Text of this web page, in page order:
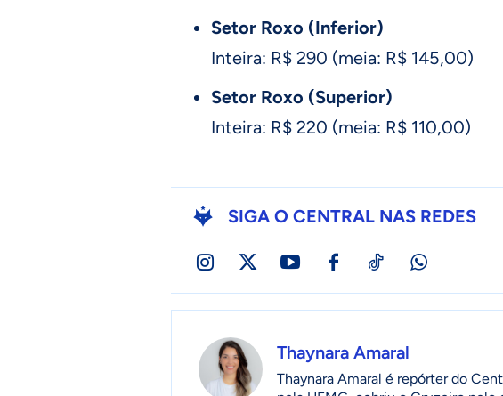
Setor Roxo (Inferior)
Inteira: R$ 290 (meia: R$ 145,00)
Setor Roxo (Superior)
Inteira: R$ 220 (meia: R$ 110,00)
SIGA O CENTRAL NAS REDES
Thaynara Amaral
Thaynara Amaral é repórter do